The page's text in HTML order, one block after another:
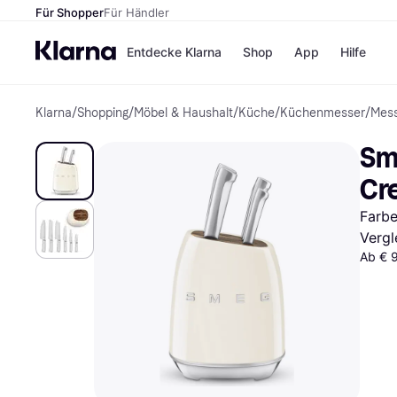
Für ShopperFür Händler
Entdecke Klarna
Zahlungsmethoden
Bezahle in 3
Bezahle in bis zu 30
Ratenzahlung
Shop
Shops
H&M
Temu
App Hilfe
Klarna/Shopping/Möbel & Haushalt/Küche/Küchenmesser/
Ab €